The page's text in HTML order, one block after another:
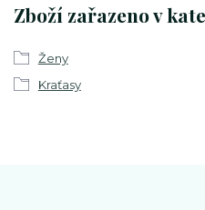
Zboží zařazeno v
Ženy
Kraťasy